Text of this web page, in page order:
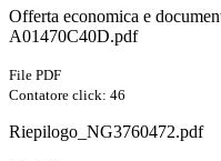
Offerta economica e
A01470C40D.pdf
File PDF
Contatore click: 46
Riepilogo_NG3760472.pdf